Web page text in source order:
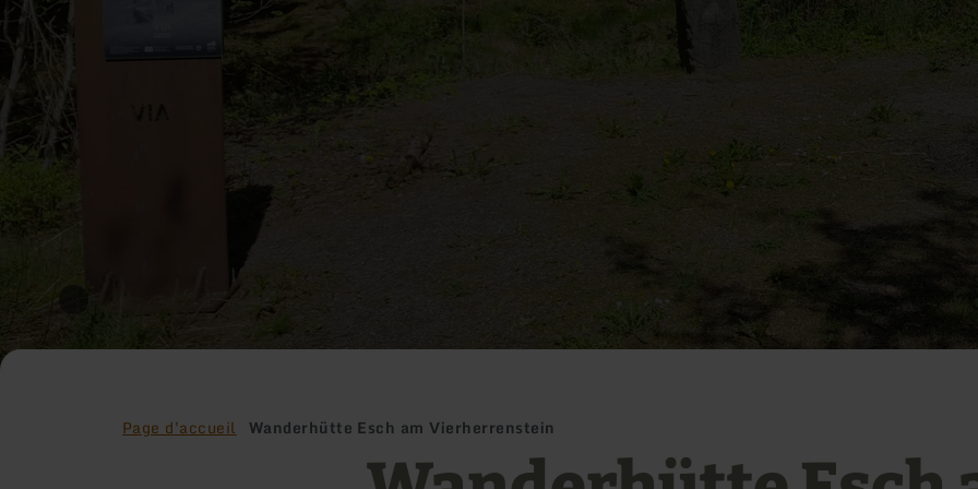
Page d'accueil Wanderhütte Esch am Vierherrenstein